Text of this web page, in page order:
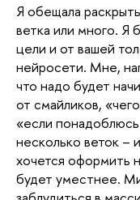
Я обещала
ветка или много. Я
цели и от вашей
нейросети. Мне,
что надо будет
от смайликов,
«если
несколько веток –
хочется оформить
будет уместнее.